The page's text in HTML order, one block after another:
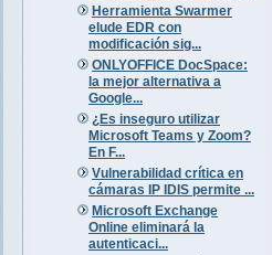
Herramienta Swarmer
elude EDR con
modificación sig...
ONLYOFFICE DocSpace:
la mejor alternativa a
Google...
¿Es inseguro utilizar
Microsoft Teams y Zoom?
En F...
Vulnerabilidad crítica en
cámaras IP IDIS permite ...
Microsoft Exchange
Online eliminará la
autenticaci...